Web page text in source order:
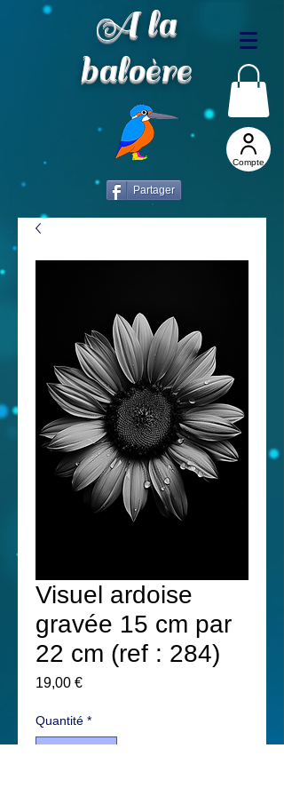
A la
baloère
Compte
Partager
Visuel ardoise
gravée 15 cm par
22 cm (ref : 284)
19,00 €Prix
Quantité *